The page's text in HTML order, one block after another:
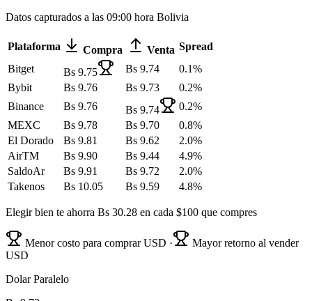
Datos capturados a las 09:00 hora Bolivia
Plataforma Compra Venta Spread
Bitget
Bs 9.75 Bs 9.74 0.1%
Bybit
Bs 9.76 Bs 9.73 0.2%
Binance
Bs 9.76 Bs 9.74 0.2%
MEXC
Bs 9.78 Bs 9.70 0.8%
El Dorado
Bs 9.81 Bs 9.62 2.0%
AirTM
Bs 9.90 Bs 9.44 4.9%
SaldoAr
Bs 9.91 Bs 9.72 2.0%
Takenos
Bs 10.05 Bs 9.59 4.8%
Elegir bien te ahorra Bs 30.28 en cada $100 que compres
Menor costo para comprar USD ·
Mayor retorno al vender
USD
Dolar Paralelo